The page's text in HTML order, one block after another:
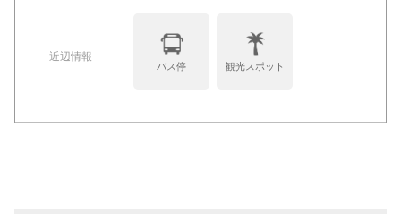
近辺情報
バス停 観光スポット